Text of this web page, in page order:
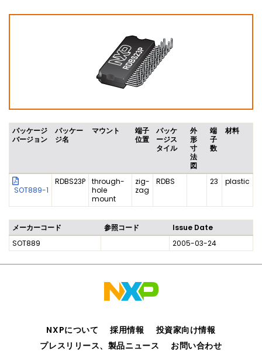
パッケージ
バージョン
パッケー
ジ名
マウント
端子
位置
パッケ
ージス
タイル
外
形
寸
法
図
端
子
数
材料
SOT889-1
RDBS23P
through-
hole
mount
zig-
zag
RDBS 23 plastic
メーカーコード 参照コード
Issue Date
SOT889
2005-03-24
NXPについて 採用情報
投資家向け情報
プレスリリース、製品ニュース
お問い合わせ